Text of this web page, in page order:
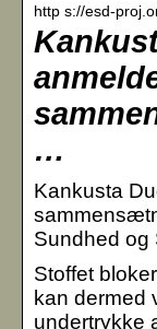
http s://esd-
…
Kankusta
Sundhed og
Stoffet
kan dermed
undertrykke